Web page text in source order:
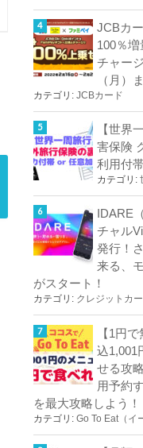
JCBカ
100％
チャー
（月）
カテゴリ: JCBカード
【世界
害保険
利用付
カテゴリ:
IDARE
チャル
発行！
来る、
がスタート！
カテゴリ: クレジットカ
【1円
込1,001
せる攻
用予約
を最大攻略しよう！
カテゴリ: Go To Eat（イ